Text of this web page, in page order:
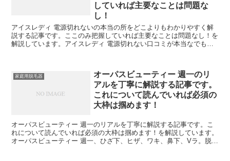
していれば主要なことは問題な
し！
アイスレディ 電源切れないの本当の所をどこよりもわかりやすく解
説する記事です。ここのみ把握していれば主要なことは問題なし！を
解説しています。アイスレディ 電源切れない口コミが本当なでも熱
家庭用脱毛器
オーパスビューティー 週一のリ
アルを丁寧に解説する記事です。
これについて読んでいれば必須の
大枠は掴めます！
オーパスビューティー 週一のリアルを丁寧に解説する記事です。こ
れについて読んでいれば必須の大枠は掴めます！を解説しています。
オーパスビューティー 週一、ひざ下、ヒザ、ワキ、鼻下、Vラ。脱毛